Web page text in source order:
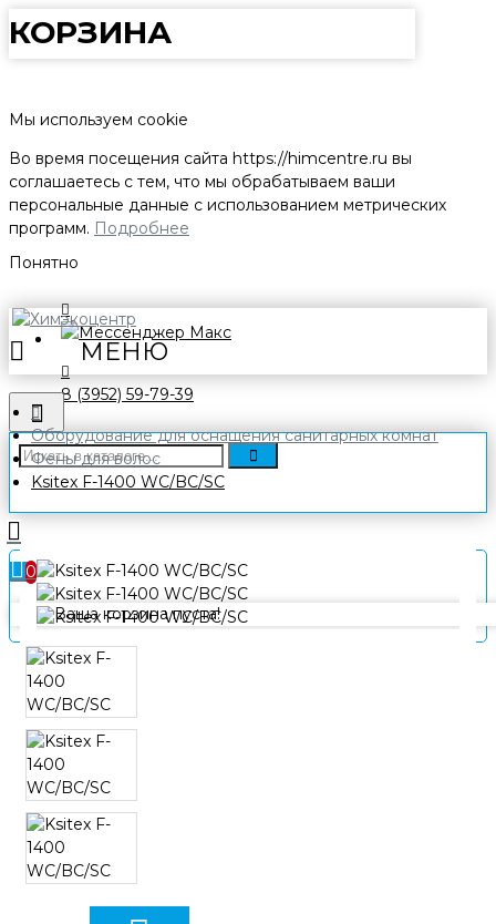
КОРЗИНА
Мы используем cookie
Во время посещения сайта https://himcentre.ru вы
соглашаетесь с тем, что мы обрабатываем ваши
персональные данные с использованием метрических
программ. Подробнее
Понятно
8 (3952) 59-79-39
0
Ваша корзина пуста!
Оборудование для оснащения санитарных комнат
Фены для волос
Ksitex F-1400 WC/BC/SC